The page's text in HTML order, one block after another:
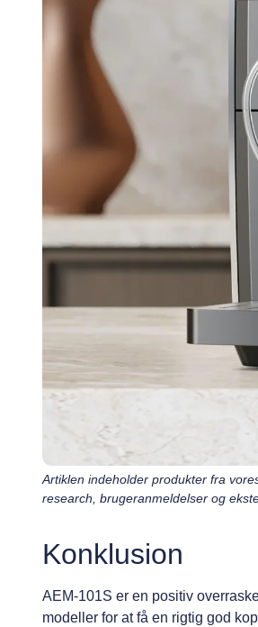
Artiklen indeholder produkter fra
research, brugeranmeldelser og
Konklusion
AEM-101S er en positiv
modeller for at få en rigtig god